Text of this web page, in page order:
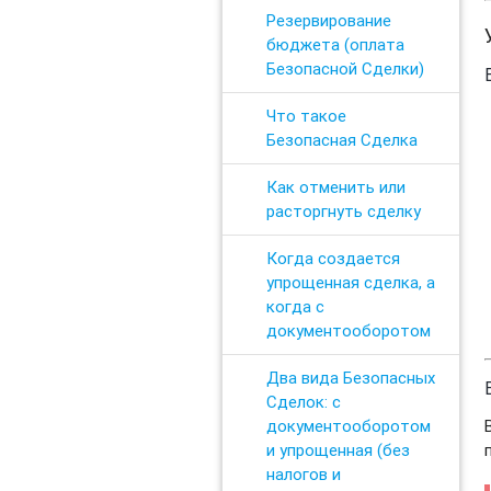
Резервирование
бюджета (оплата
Безопасной Сделки)
Что такое
Безопасная Сделка
Как отменить или
расторгнуть сделку
Когда создается
упрощенная сделка, а
когда с
документооборотом
Два вида Безопасных
Сделок: с
документооборотом
и упрощенная (без
налогов и